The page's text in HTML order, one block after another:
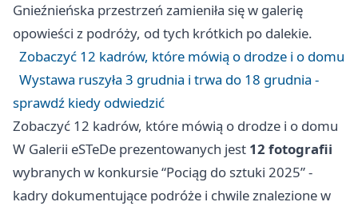
Gnieźnieńska przestrzeń zamieniła się w galerię
opowieści z podróży, od tych krótkich po dalekie.
Zobaczyć 12 kadrów, które mówią o drodze i o domu
Wystawa ruszyła 3 grudnia i trwa do 18 grudnia -
sprawdź kiedy odwiedzić
Zobaczyć 12 kadrów, które mówią o drodze i o domu
W Galerii eSTeDe prezentowanych jest 12 fotografii
wybranych w konkursie “Pociąg do sztuki 2025” -
kadry dokumentujące podróże i chwile znalezione w